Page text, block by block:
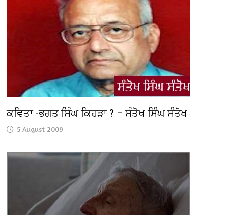
ਕਵਿਤਾ -ਭਗਤ ਸਿੰਘ ਕਿਹੜਾ ? – ਸੰਤੋਖ ਸਿੰਘ ਸੰਤੋਖ
5 August 2009